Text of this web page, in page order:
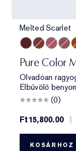
Melted Scarlet
Pure Color
Olvadóan
Elbűvölő
(0)
Ft15,800.00
|
KOSÁRHOZ